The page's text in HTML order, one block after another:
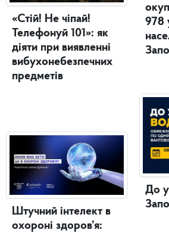
«Стій! Не чіпай!
Телефонуй 101»: як
діяти при виявленні
вибухонебезпечних
предметів
Штучний інтелект в
охороні здоров’я:
978
До